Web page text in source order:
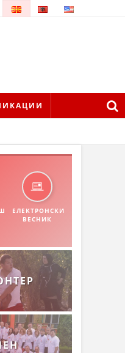
ЕЛЕКТРОНСКИ
ВЕСНИК